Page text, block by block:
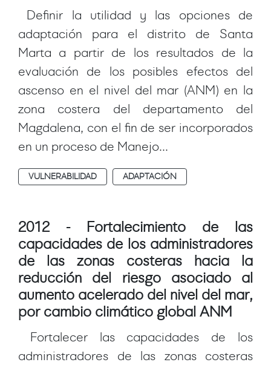
Definir la utilidad y las opciones de
adaptación para el distrito de Santa
Marta a partir de los resultados de la
evaluación de los posibles efectos del
ascenso en el nivel del mar (ANM) en la
zona costera del departamento del
Magdalena, con el fin de ser incorporados
en un proceso de Manejo...
VULNERABILIDAD ADAPTACIÓN
2012 - Fortalecimiento de las
capacidades de los administradores
de las zonas costeras hacia la
reducción del riesgo asociado al
aumento acelerado del nivel del mar,
por cambio climático global ANM
Fortalecer las capacidades de los
administradores de las zonas costeras